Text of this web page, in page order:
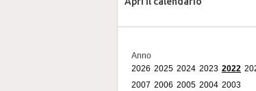
Anno
2026 2025 2024 2023 2022
2007 2006 2005 2004 2003